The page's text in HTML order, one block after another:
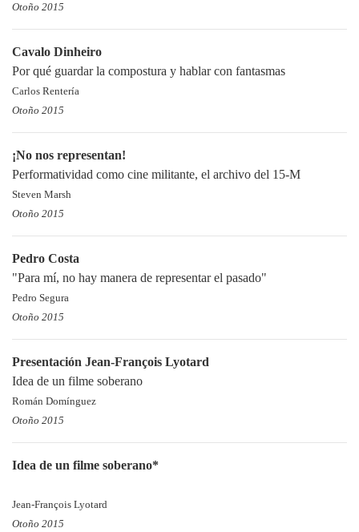
Otoño 2015
Cavalo Dinheiro
Por qué guardar la compostura y hablar con fantasmas
Carlos Rentería
Otoño 2015
¡No nos representan!
Performatividad como cine militante, el archivo del 15-M
Steven Marsh
Otoño 2015
Pedro Costa
"Para mí, no hay manera de representar el pasado"
Pedro Segura
Otoño 2015
Presentación Jean-François Lyotard
Idea de un filme soberano
Román Domínguez
Otoño 2015
Idea de un filme soberano*
Jean-François Lyotard
Otoño 2015